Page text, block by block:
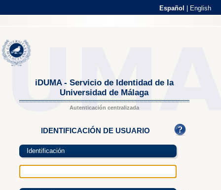
Español English
iDUMA - Servicio de Identidad de la
Universidad de Málaga
Autenticación centralizada
IDENTIFICACIÓN DE USUARIO
Identificación